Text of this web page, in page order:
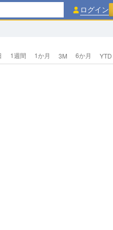
ログイン
1週間 1か月 3M 6か月 YTD